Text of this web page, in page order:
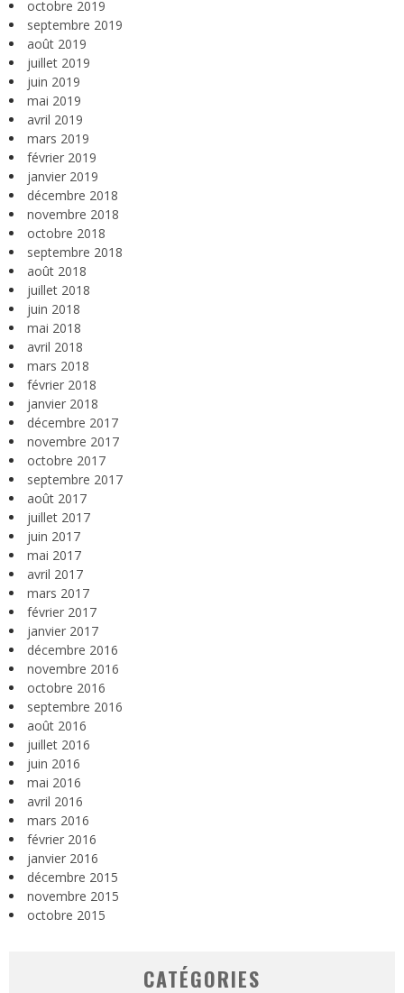
octobre 2019
septembre 2019
août 2019
juillet 2019
juin 2019
mai 2019
avril 2019
mars 2019
février 2019
janvier 2019
décembre 2018
novembre 2018
octobre 2018
septembre 2018
août 2018
juillet 2018
juin 2018
mai 2018
avril 2018
mars 2018
février 2018
janvier 2018
décembre 2017
novembre 2017
octobre 2017
septembre 2017
août 2017
juillet 2017
juin 2017
mai 2017
avril 2017
mars 2017
février 2017
janvier 2017
décembre 2016
novembre 2016
octobre 2016
septembre 2016
août 2016
juillet 2016
juin 2016
mai 2016
avril 2016
mars 2016
février 2016
janvier 2016
décembre 2015
novembre 2015
octobre 2015
CATÉGORIES